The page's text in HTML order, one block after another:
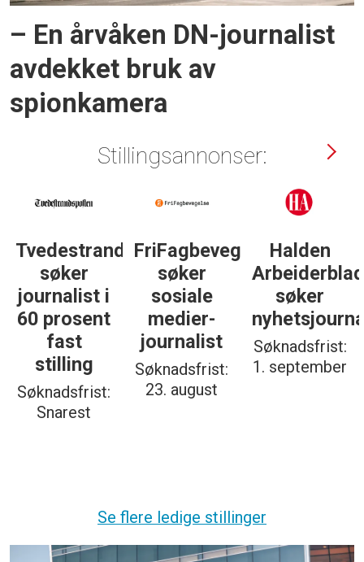
– En årvåken DN-journalist
avdekket bruk av
spionkamera
Stillingsannonser:
Halden
Arbeiderblad
søker
nyhetsjournalist
Søknadsfrist:
1. september
Støttegruppa
25. juni
søker
journalist
Søknadsfrist:
19. august
Journalist
med teft
for
digitale
spor? Bli
med på å
Se flere ledige stillinger